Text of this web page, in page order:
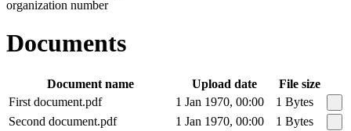
organization number
Documents
Document name Upload date
File size
First document.pdf
1 Jan 1970, 00:00
1 Bytes
Second document.pdf
1 Jan 1970, 00:00
1 Bytes